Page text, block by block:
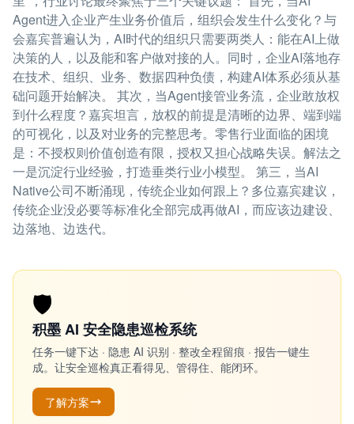
Agent进入企业产生业务价值后，组织会发生什么变化？与
会嘉宾普遍认为，AI时代的组织只需要两类人：能在AI上做
决策的人，以及能和客户做对接的人。同时，企业AI落地存
在技术、组织、业务、数据四种负债，构建AI体系必须从基
础问题开始解决。 其次，当Agent接管业务流，企业敢放权
到什么程度？嘉宾坦言，放权的前提是清晰的边界、端到端
的可视化，以及对业务的完整思考。零售行业面临的困境
是：不授权则价值创造有限，授权又担心战略失误。解法之
一是沉淀行业经验，打造垂类行业小模型。 第三，当AI
Native公司不断涌现，传统企业如何跟上？多位嘉宾建议，
传统企业没必要等标准化全部完成再做AI，而应该边建设、
边落地、边迭代。
🛡️
积墨 AI 安全隐患巡检系统
任务一键下达 · 隐患 AI 识别 · 整改全程留痕 · 报告一键生
成。让安全巡检真正看得见、管得住、能闭环。
了解方案